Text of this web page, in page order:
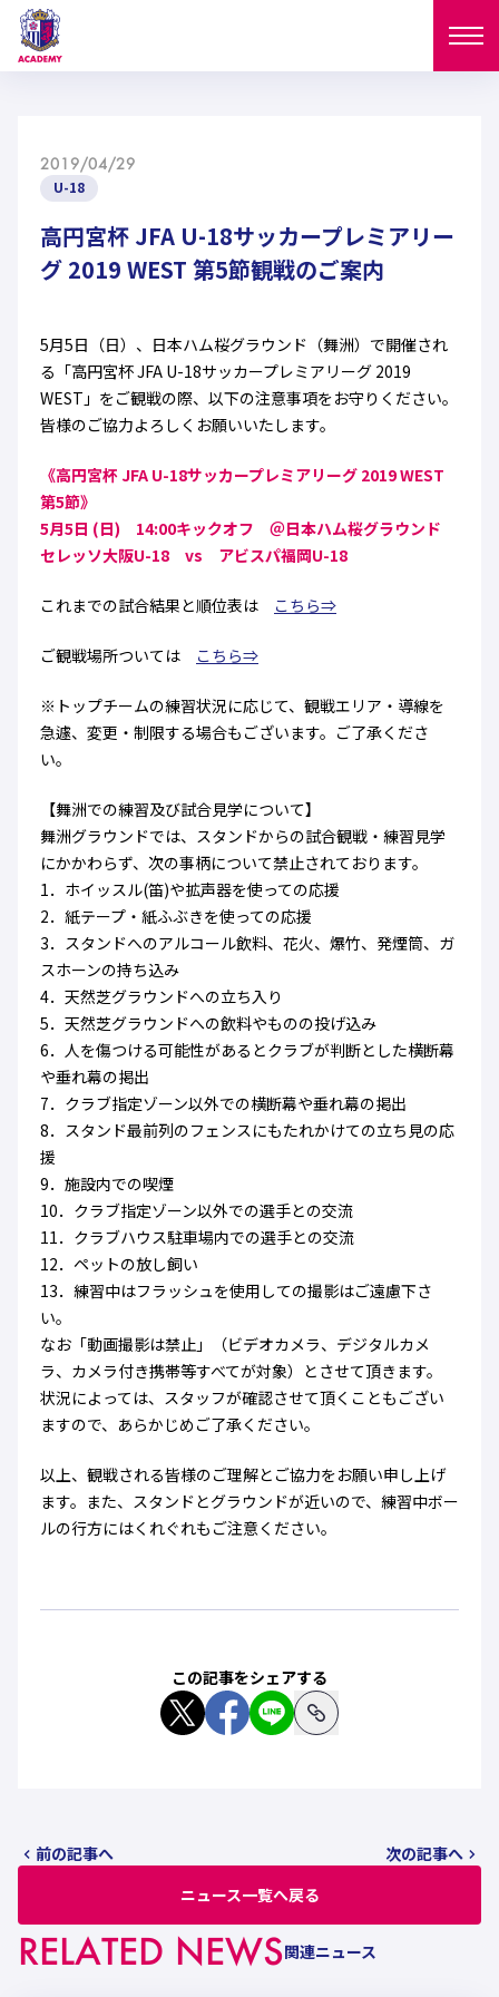
西U-15 和歌山U-15
U-12 ガールズU-18
ガールズU-15 セレクション
試合日程
MATCH
U-18 U-15
西U-15 和歌山U-15
ガールズU-18
ガールズU-15
選手
PLAYERS
選手
U-18 U-15
西U-15
U-12 ガールズU-18
ガールズU-15
セレクション
SELECTION
ハナサカクラブ
2019/04/29
U-18
高円宮杯 JFA U-18サッカープレミアリー
グ 2019 WEST 第5節観戦のご案内
5月5日（日）、日本ハム桜グラウンド（舞洲）で開催され
る「高円宮杯 JFA U-18サッカープレミアリーグ 2019
WEST」をご観戦の際、以下の注意事項をお守りください。
皆様のご協力よろしくお願いいたします。
《高円宮杯 JFA U-18サッカープレミアリーグ 2019 WEST
第5節》
5月5日 (日) 14:00キックオフ ＠日本ハム桜グラウンド
セレッソ大阪U-18 vs アビスパ福岡U-18
これまでの試合結果と順位表は こちら⇒
ご観戦場所ついては こちら⇒
※トップチームの練習状況に応じて、観戦エリア・導線を
急遽、変更・制限する場合もございます。ご了承くださ
い。
【舞洲での練習及び試合見学について】
舞洲グラウンドでは、スタンドからの試合観戦・練習見学
にかかわらず、次の事柄について禁止されております。
1．ホイッスル(笛)や拡声器を使っての応援
2．紙テープ・紙ふぶきを使っての応援
3．スタンドへのアルコール飲料、花火、爆竹、発煙筒、ガ
スホーンの持ち込み
4．天然芝グラウンドへの立ち入り
5．天然芝グラウンドへの飲料やものの投げ込み
6．人を傷つける可能性があるとクラブが判断とした横断幕
や垂れ幕の掲出
7．クラブ指定ゾーン以外での横断幕や垂れ幕の掲出
8．スタンド最前列のフェンスにもたれかけての立ち見の応
援
9．施設内での喫煙
10．クラブ指定ゾーン以外での選手との交流
11．クラブハウス駐車場内での選手との交流
12．ペットの放し飼い
13．練習中はフラッシュを使用しての撮影はご遠慮下さ
い。
なお「動画撮影は禁止」（ビデオカメラ、デジタルカメ
ラ、カメラ付き携帯等すべてが対象）とさせて頂きます。
状況によっては、スタッフが確認させて頂くこともござい
ますので、あらかじめご了承ください。
以上、観戦される皆様のご理解とご協力をお願い申し上げ
ます。また、スタンドとグラウンドが近いので、練習中ボー
ルの行方にはくれぐれもご注意ください。
この記事をシェアする
前の記事へ
ニュース一覧へ戻る
次の記事へ
RELATED NEWS関連ニュース